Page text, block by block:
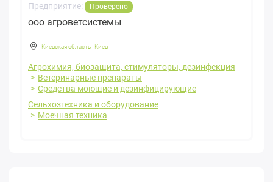
Предприятие: Проверено
ооо агроветсистемы
Киевская область- Киев
Агрохимия, биозащита, стимуляторы, дезинфекция
Ветеринарные препараты
Средства моющие и дезинфицирующие
Сельхозтехника и оборудование
Моечная техника